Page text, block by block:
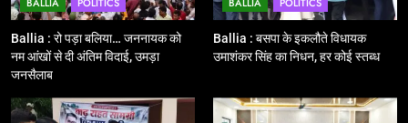
12
Ballia : बलिया रेलवे स्टेशन का अपर
महाप्रबंधक ने किया निरीक्षण
BALLIA POLITICS
Ballia : रो पड़ा बलिया… जननायक को
नम आंखों से दी अंतिम विदाई, उमड़ा
जनसैलाब
BALLIA POLITICS
Ballia : बसपा के इकलौते विधायक
उमाशंकर सिंह का निधन, हर कोई स्तब्ध